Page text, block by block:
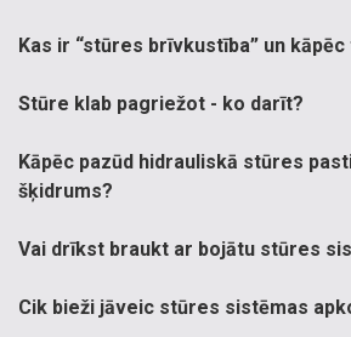
Kas ir “stūres brīvkustība” un
Stūre klab pagriežot - ko darīt?
Kāpēc pazūd hidrauliskā stūres
šķidrums?
Vai drīkst braukt ar bojātu stūres
Cik bieži jāveic stūres sistēmas